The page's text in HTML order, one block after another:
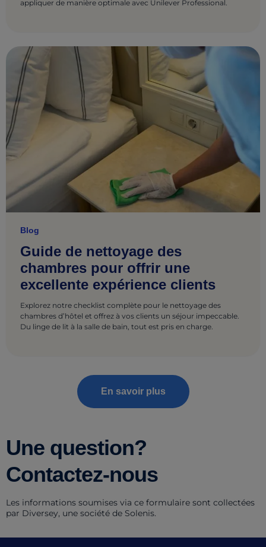
appliquer de manière optimale avec Unilever Professional.
Blog
Guide de nettoyage des
chambres pour offrir une
excellente expérience clients
Explorez notre checklist complète pour le nettoyage des
chambres d’hôtel et offrez à vos clients un séjour impeccable.
Du linge de lit à la salle de bain, tout est pris en charge.
En savoir plus
Une question?
Contactez-nous
Les informations soumises via ce formulaire sont collectées
par Diversey, une société de Solenis.